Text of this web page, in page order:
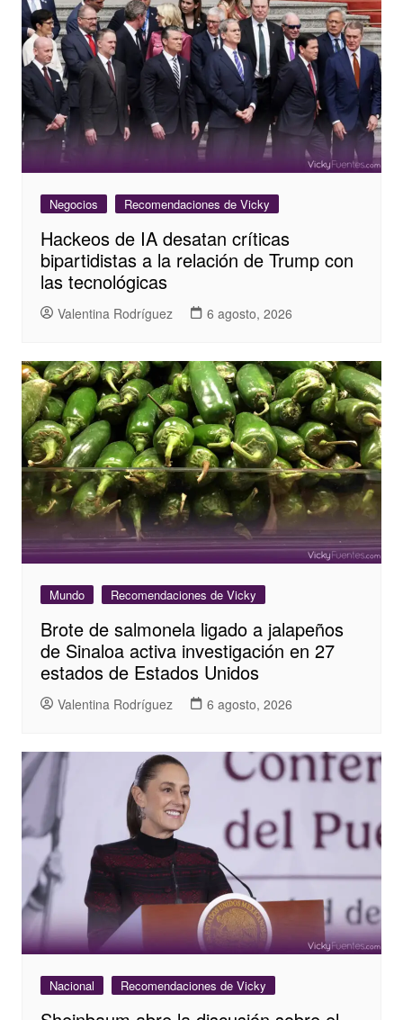
Negocios Recomendaciones de Vicky
Hackeos de IA desatan críticas
bipartidistas a la relación de Trump con
las tecnológicas
Valentina Rodríguez 6 agosto, 2026
Mundo Recomendaciones de Vicky
Brote de salmonela ligado a jalapeños
de Sinaloa activa investigación en 27
estados de Estados Unidos
Valentina Rodríguez 6 agosto, 2026
Nacional Recomendaciones de Vicky